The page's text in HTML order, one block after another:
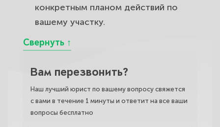
конкретным планом действий по
вашему участку.
Вам перезвонить?
Наш лучший юрист по вашему вопросу свяжется
с вами в течение 1 минуты и ответит на все ваши
вопросы бесплатно